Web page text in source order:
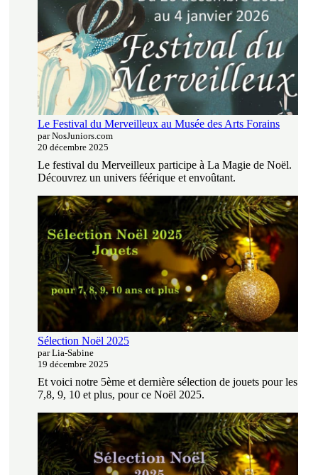
Le Festival du Merveilleux au Musée des Arts Forains
par NosJuniors.com
20 décembre 2025
Le festival du Merveilleux participe à La Magie de Noël.
Découvrez un univers féérique et envoûtant.
Sélection Noël 2025
par Lia-Sabine
19 décembre 2025
Et voici notre 5ème et dernière sélection de jouets pour les
7,8, 9, 10 et plus, pour ce Noël 2025.